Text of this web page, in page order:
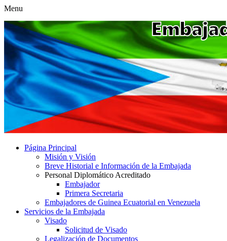
Menu
Página Principal
Misión y Visión
Breve Historial e Información de la Embajada
Personal Diplomático Acreditado
Embajador
Primera Secretaria
Embajadores de Guinea Ecuatorial en Venezuela
Servicios de la Embajada
Visado
Solicitud de Visado
Legalización de Documentos